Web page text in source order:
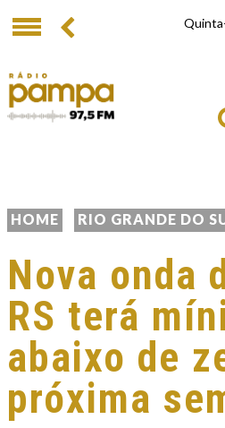
HOME RIO GRANDE DO
Nova onda
RS terá
abaixo de
próxima